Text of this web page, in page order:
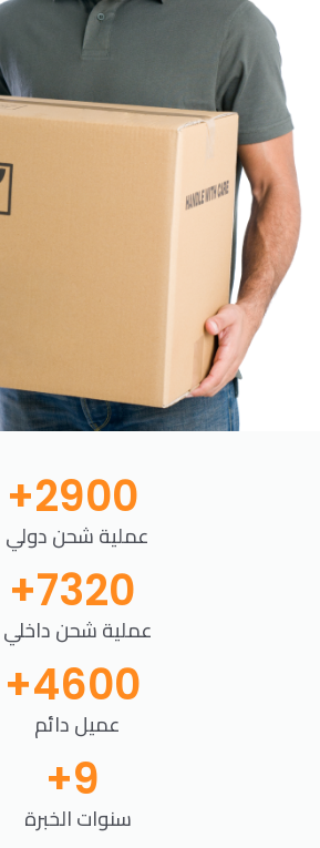
+2900
عملية شحن دولي
+7320
عملية شحن داخلي
+4600
عميل دائم
+9
سنوات الخبرة